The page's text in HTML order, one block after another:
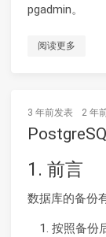
pgadmin。
阅读更多
3 年前发表 2 年
1. 前言
数据库的备份
按照备份